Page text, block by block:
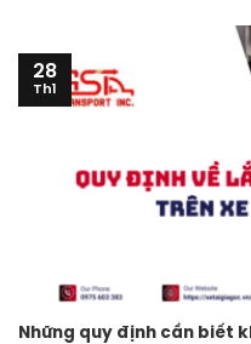
Những quy định cần biết
28
Th1